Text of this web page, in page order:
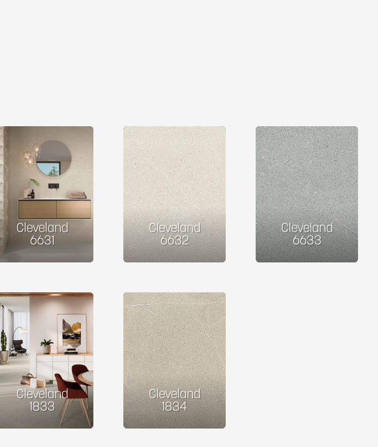
Cleveland
6631
Cleveland
6632
Cleveland
6633
Cleveland
1833
Cleveland
1834